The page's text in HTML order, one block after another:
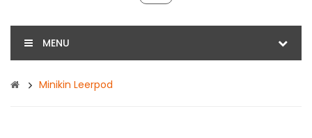
MENU
Minikin Leerpod